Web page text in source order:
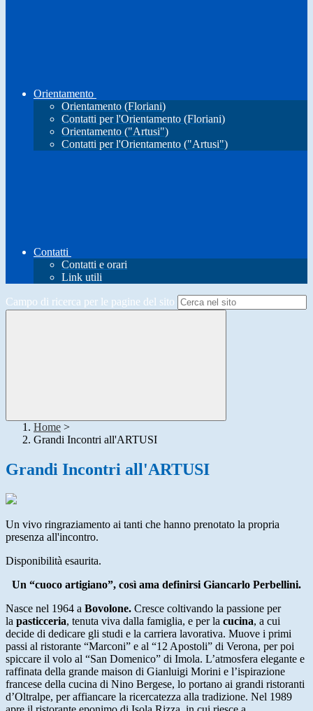
Orientamento
Orientamento (Floriani)
Contatti per l'Orientamento (Floriani)
Orientamento ("Artusi")
Contatti per l'Orientamento ("Artusi")
Contatti
Contatti e orari
Link utili
Campo di ricerca per le pagine del sito
Home >
Grandi Incontri all'ARTUSI
Grandi Incontri all'ARTUSI
Un vivo ringraziamento ai tanti che hanno prenotato la propria
presenza all'incontro.
Disponibilità esaurita.
Un “cuoco artigiano”, così ama definirsi Giancarlo Perbellini.
Nasce nel 1964 a Bovolone. Cresce coltivando la passione per
la pasticceria, tenuta viva dalla famiglia, e per la cucina, a cui
decide di dedicare gli studi e la carriera lavorativa. Muove i primi
passi al ristorante “Marconi” e al “12 Apostoli” di Verona, per poi
spiccare il volo al “San Domenico” di Imola. L’atmosfera elegante e
raffinata della grande maison di Gianluigi Morini e l’ispirazione
francese della cucina di Nino Bergese, lo portano ai grandi ristoranti
d’Oltralpe, per affiancare la ricercatezza alla tradizione. Nel 1989